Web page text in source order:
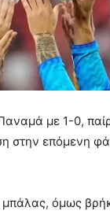
με 1-0,
στην επόμενη
μπάλας, όμως